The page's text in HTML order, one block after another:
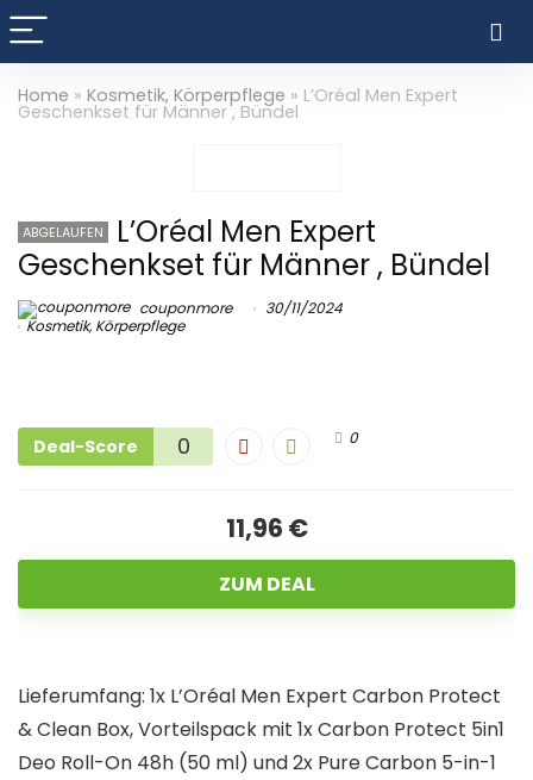
Home » Kosmetik, Körperpflege » L’Oréal Men Expert
Geschenkset für Männer , Bündel
ABGELAUFEN
L’Oréal Men Expert
Geschenkset für Männer , Bündel
couponmore
30/11/2024
Kosmetik, Körperpflege
Deal-Score 0 0
11,96 €
ZUM DEAL
Lieferumfang: 1x L’Oréal Men Expert Carbon Protect
& Clean Box, Vorteilspack mit 1x Carbon Protect 5in1
Deo Roll-On 48h (50 ml) und 2x Pure Carbon 5-in-1